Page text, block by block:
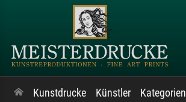
Kunstdrucke Künstler Kategorien